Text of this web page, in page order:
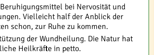
bei Nervosität und
Vielleicht half der Anblick der
schon, zur Ruhe zu kommen.
der Wundheilung. Die Natur hat
Heilkräfte in petto.